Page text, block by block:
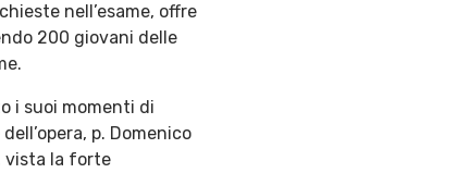
nell’esame, offre
200 giovani delle
i suoi momenti di
p. Domenico
vista la forte